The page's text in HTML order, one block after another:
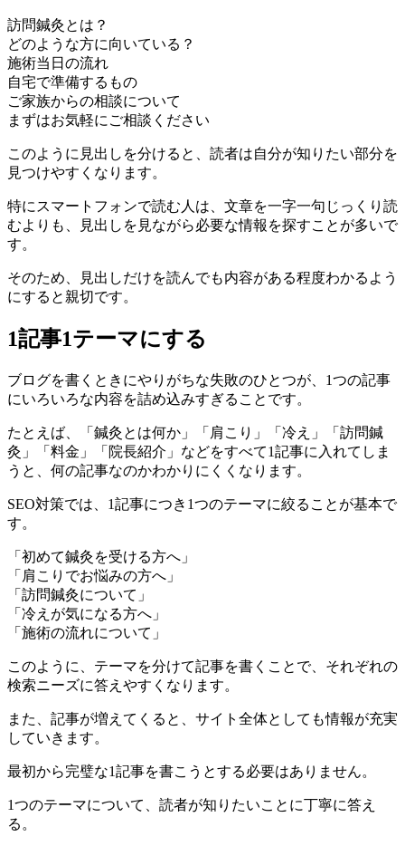
訪問鍼灸とは？
どのような方に向いている？
施術当日の流れ
自宅で準備するもの
ご家族からの相談について
まずはお気軽にご相談ください
このように見出しを分けると、読者は自分が知りたい部分を
見つけやすくなります。
特にスマートフォンで読む人は、文章を一字一句じっくり読
むよりも、見出しを見ながら必要な情報を探すことが多いで
す。
そのため、見出しだけを読んでも内容がある程度わかるよう
にすると親切です。
1記事1テーマにする
ブログを書くときにやりがちな失敗のひとつが、1つの記事
にいろいろな内容を詰め込みすぎることです。
たとえば、「鍼灸とは何か」「肩こり」「冷え」「訪問鍼
灸」「料金」「院長紹介」などをすべて1記事に入れてしま
うと、何の記事なのかわかりにくくなります。
SEO対策では、1記事につき1つのテーマに絞ることが基本で
す。
「初めて鍼灸を受ける方へ」
「肩こりでお悩みの方へ」
「訪問鍼灸について」
「冷えが気になる方へ」
「施術の流れについて」
このように、テーマを分けて記事を書くことで、それぞれの
検索ニーズに答えやすくなります。
また、記事が増えてくると、サイト全体としても情報が充実
していきます。
最初から完璧な1記事を書こうとする必要はありません。
1つのテーマについて、読者が知りたいことに丁寧に答え
る。